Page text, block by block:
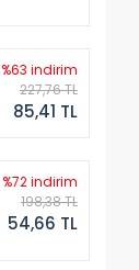
%63 indirim
227,76 TL
85,41 TL
%72 indirim
198,38 TL
54,66 TL